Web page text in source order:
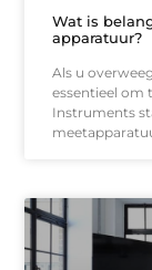
Wat is
apparatuur?
Als u
essentieel om
Instruments